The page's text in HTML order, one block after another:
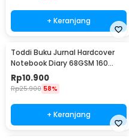
+ Keranjang
Toddi Buku Jurnal Hardcover
Notebook Diary 68GSM 160
Halaman Lined - CW-74
Rp10.900
Rp25.900 58%
+ Keranjang